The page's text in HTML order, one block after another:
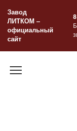
содержанию
Завод
ЛИТКОМ –
официальный
сайт